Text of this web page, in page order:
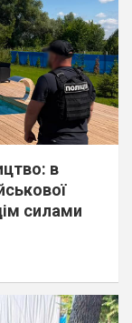
в
силами